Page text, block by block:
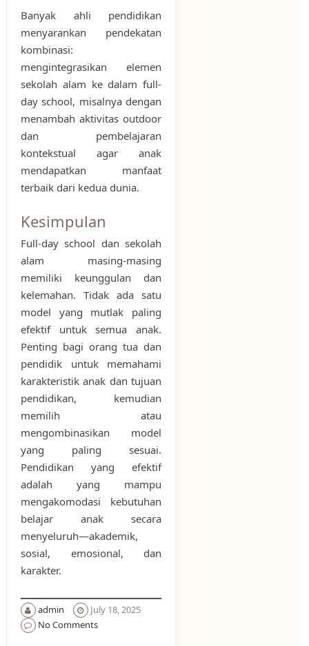
Banyak ahli pendidikan
menyarankan pendekatan
kombinasi:
mengintegrasikan elemen
sekolah alam ke dalam full-
day school, misalnya dengan
menambah aktivitas outdoor
dan pembelajaran
kontekstual agar anak
mendapatkan manfaat
terbaik dari kedua dunia.
Kesimpulan
Full-day school dan sekolah
alam masing-masing
memiliki keunggulan dan
kelemahan. Tidak ada satu
model yang mutlak paling
efektif untuk semua anak.
Penting bagi orang tua dan
pendidik untuk memahami
karakteristik anak dan tujuan
pendidikan, kemudian
memilih atau
mengombinasikan model
yang paling sesuai.
Pendidikan yang efektif
adalah yang mampu
mengakomodasi kebutuhan
belajar anak secara
menyeluruh—akademik,
sosial, emosional, dan
karakter.
admin
July 18, 2025
No Comments